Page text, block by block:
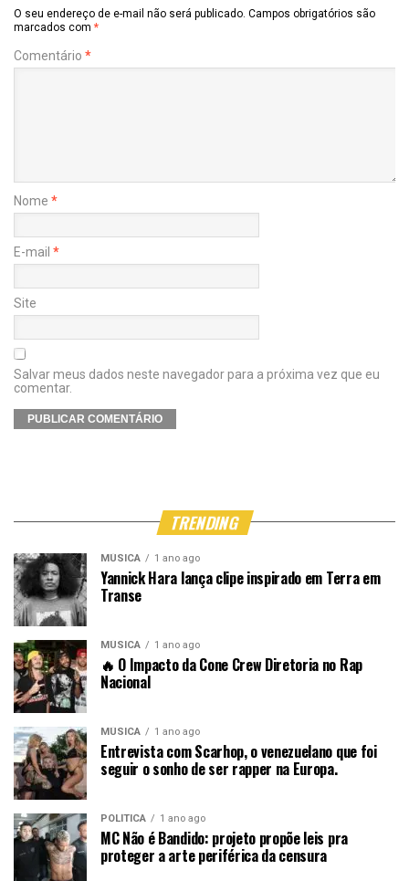
O seu endereço de e-mail não será publicado. Campos obrigatórios são
marcados com *
Comentário *
Nome *
E-mail *
Site
Salvar meus dados neste navegador para a próxima vez que eu
comentar.
TRENDING
MÚSICA 1 ano ago
Yannick Hara lança clipe inspirado em Terra em
Transe
MÚSICA 1 ano ago
🔥 O Impacto da Cone Crew Diretoria no Rap
Nacional
MÚSICA 1 ano ago
Entrevista com Scarhop, o venezuelano que foi
seguir o sonho de ser rapper na Europa.
POLÍTICA 1 ano ago
MC Não é Bandido: projeto propõe leis pra
proteger a arte periférica da censura